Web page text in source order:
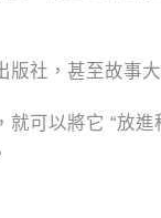
社，甚至故事大
可以將它 “放進